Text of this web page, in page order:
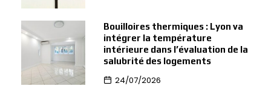
Bouilloires thermiques : Lyon va
intégrer la température
intérieure dans l’évaluation de la
salubrité des logements
24/07/2026